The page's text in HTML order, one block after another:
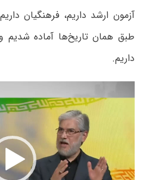
آزمون ارشد داریم، فرهنگیان
طبق همان تاریخ‌ها آماده شدیم
داریم.